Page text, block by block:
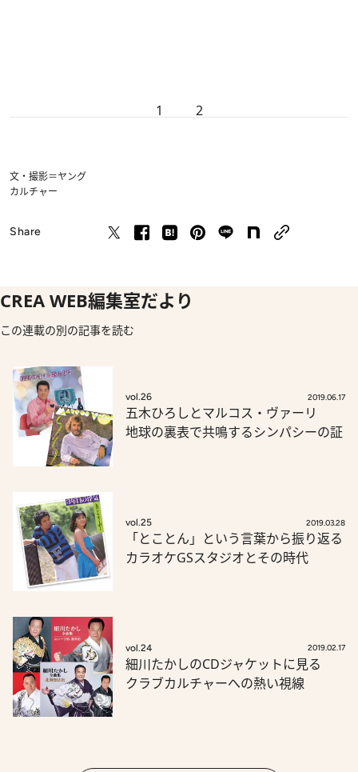
1 2
文・撮影＝ヤング
カルチャー
Share
CREA WEB編集室だより
この連載の別の記事を読む
vol.26 2019.06.17
五木ひろしとマルコス・ヴァーリ
地球の裏表で共鳴するシンパシーの証
vol.25 2019.03.28
「とことん」という言葉から振り返る
カラオケGSスタジオとその時代
vol.24 2019.02.17
細川たかしのCDジャケットに見る
クラブカルチャーへの熱い視線